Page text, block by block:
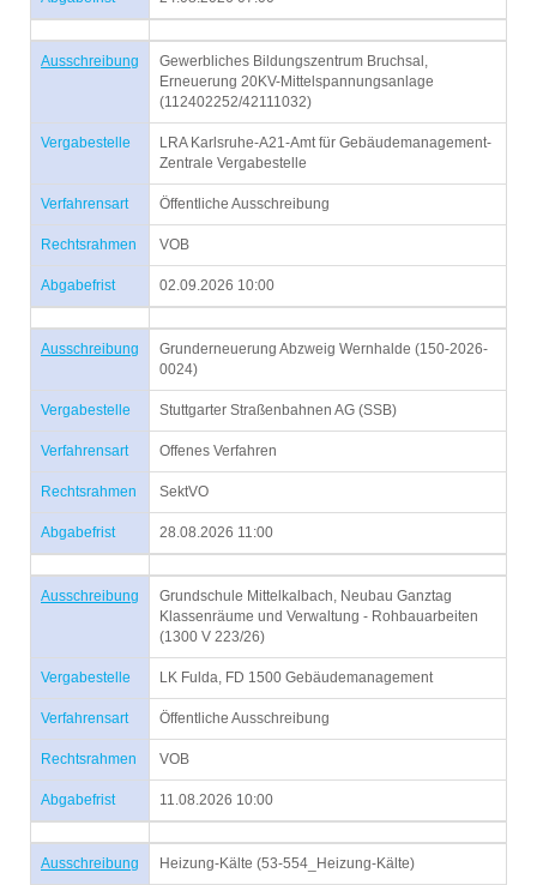
Ausschreibung
Gewerbliches Bildungszentrum Bruchsal,
Erneuerung 20KV-Mittelspannungsanlage
(112402252/42111032)
Vergabestelle
LRA Karlsruhe-A21-Amt für Gebäudemanagement-
Zentrale Vergabestelle
Verfahrensart Öffentliche Ausschreibung
Rechtsrahmen VOB
Abgabefrist 02.09.2026 10:00
Ausschreibung
Grunderneuerung Abzweig Wernhalde (150-2026-
0024)
Vergabestelle Stuttgarter Straßenbahnen AG (SSB)
Verfahrensart Offenes Verfahren
Rechtsrahmen SektVO
Abgabefrist 28.08.2026 11:00
Ausschreibung
Grundschule Mittelkalbach, Neubau Ganztag
Klassenräume und Verwaltung - Rohbauarbeiten
(1300 V 223/26)
Vergabestelle LK Fulda, FD 1500 Gebäudemanagement
Verfahrensart Öffentliche Ausschreibung
Rechtsrahmen VOB
Abgabefrist 11.08.2026 10:00
Ausschreibung Heizung-Kälte (53-554_Heizung-Kälte)